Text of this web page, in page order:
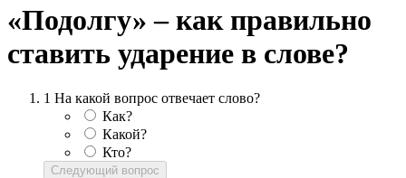
«Подолгу» – как правильно
ставить ударение в слове?
1 На какой вопрос отвечает слово?
Как?
Какой?
Кто?
Следующий вопрос